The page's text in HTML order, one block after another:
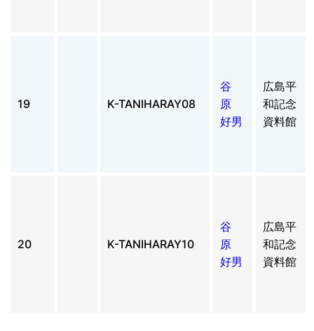
19 K-TANIHARAY08
谷
原
好男
広島平
和記念
資料館
20 K-TANIHARAY10
谷
原
好男
広島平
和記念
資料館